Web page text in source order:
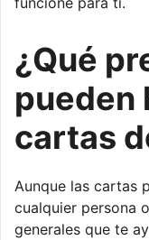
¿Qué
pueden
cartas
Aunque las cartas
cualquier persona
generales que te